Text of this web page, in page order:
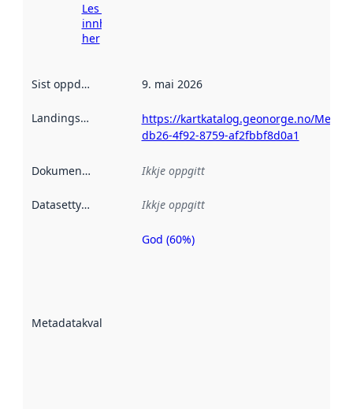
Les meir om
innhenting
her
Sist oppdatert 9. mai 2026
Landingsside
https://kartkatalog.geonorge.no/
db26-4f92-8759-af2fbbf8d0a1
Dokumentasjon Ikkje oppgitt
Datasettype Ikkje oppgitt
Metadatakvalitet
Metadatakvalitet
God (60%)